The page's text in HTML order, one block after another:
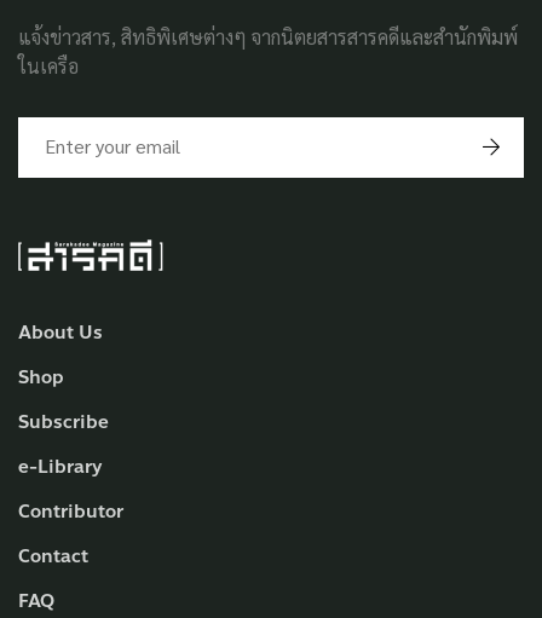
About Us
Shop
Subscribe
e-Library
Contributor
Contact
FAQ
แจ้งข่าวสาร, สิทธิพิเศษต่างๆ จากนิตยสารสารคดีและสำนักพิมพ์
ในเครือ